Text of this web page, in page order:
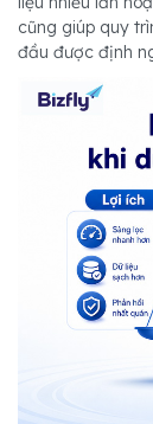
cũng giúp quy
đầu được định